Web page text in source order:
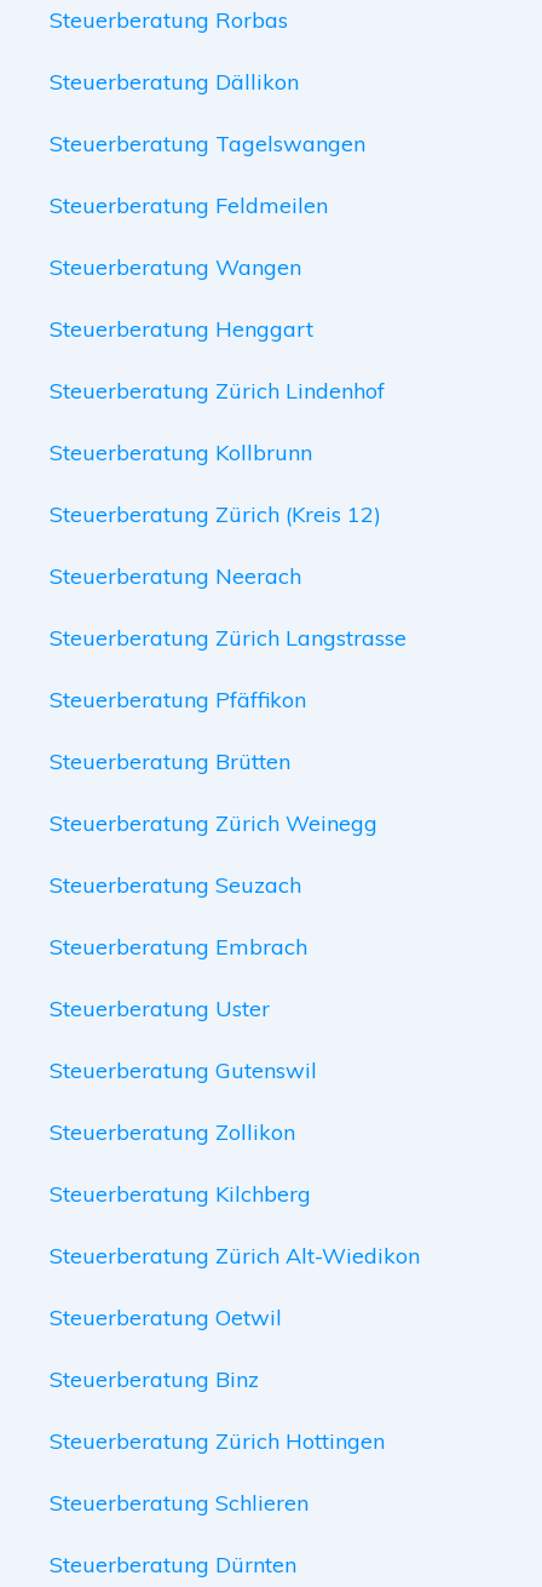
Steuerberatung Rorbas
Steuerberatung Dällikon
Steuerberatung Tagelswangen
Steuerberatung Feldmeilen
Steuerberatung Wangen
Steuerberatung Henggart
Steuerberatung Zürich Lindenhof
Steuerberatung Kollbrunn
Steuerberatung Zürich (Kreis 12)
Steuerberatung Neerach
Steuerberatung Zürich Langstrasse
Steuerberatung Pfäffikon
Steuerberatung Brütten
Steuerberatung Zürich Weinegg
Steuerberatung Seuzach
Steuerberatung Embrach
Steuerberatung Uster
Steuerberatung Gutenswil
Steuerberatung Zollikon
Steuerberatung Kilchberg
Steuerberatung Zürich Alt-Wiedikon
Steuerberatung Oetwil
Steuerberatung Binz
Steuerberatung Zürich Hottingen
Steuerberatung Schlieren
Steuerberatung Dürnten